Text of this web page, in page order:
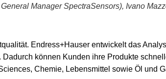
Manager SpectraSensors), Ivano
Endress+Hauser entwickelt das
können Kunden ihre Produkte
Chemie, Lebensmittel sowie Öl und